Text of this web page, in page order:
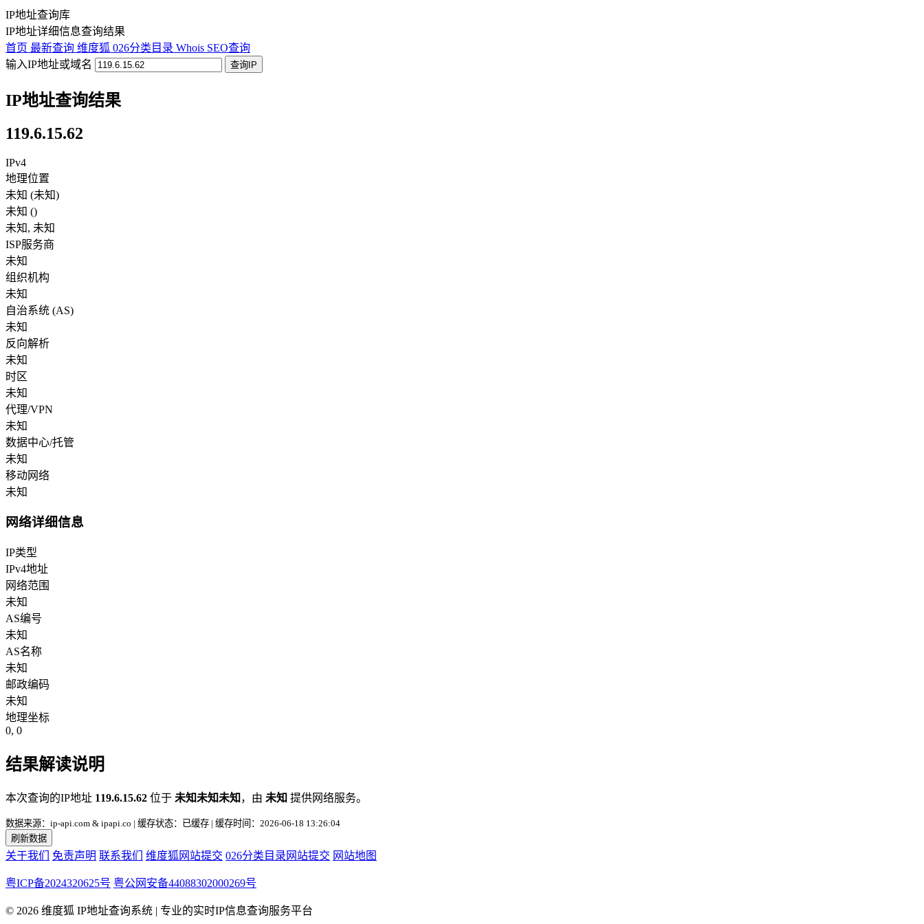
IP地址查询库
IP地址详细信息查询结果
首页 最新查询 维度狐 026分类目录 Whois SEO查询
输入IP地址或域名
查询IP
IP地址查询结果
119.6.15.62
IPv4
地理位置
未知 (未知)
未知 ()
未知, 未知
ISP服务商
未知
组织机构
未知
自治系统 (AS)
未知
反向解析
未知
时区
未知
代理/VPN
未知
数据中心/托管
未知
移动网络
未知
网络详细信息
IP类型
IPv4地址
网络范围
未知
AS编号
未知
AS名称
未知
邮政编码
未知
地理坐标
0, 0
结果解读说明
本次查询的IP地址 119.6.15.62 位于 未知未知未知 ，由 未知 提供网络服务。
数据来源：ip-api.com & ipapi.co | 缓存状态：已缓存 | 缓存时间：2026-06-18 13:26:04
刷新数据
关于我们 免责声明 联系我们 维度狐网站提交 026分类目录网站提交 网站地图
粤ICP备2024320625号 粤公网安备44088302000269号
© 2026 维度狐 IP地址查询系统 | 专业的实时IP信息查询服务平台